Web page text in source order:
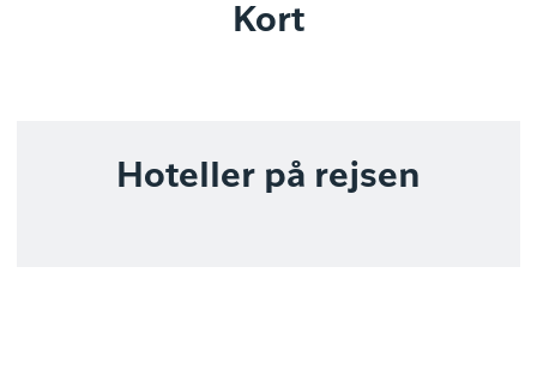
Kort
Hoteller på rejsen